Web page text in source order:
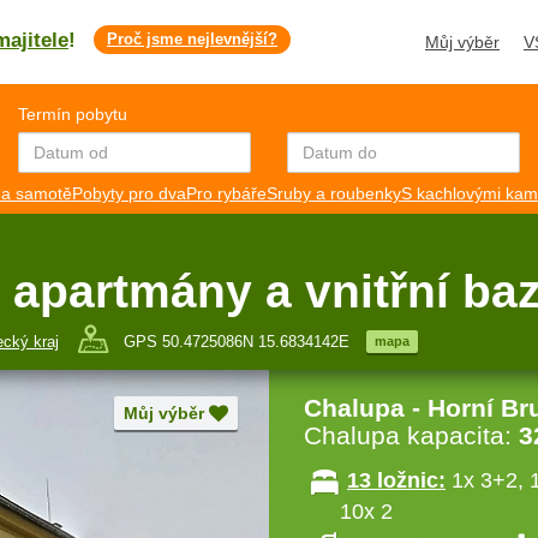
! Proč jsme nejlevnější? Můj výběr
Termín pobytu
samotěPobyty pro dvaPro rybářeSruby a roubenkyS kachlovými
a vnitřní
kraj GPS 50.4725086N 15.6834142E mapa
Můj výběr
Chalupa - Horní
Chalupa kapacita:
13 ložnic: 1x 3+2,
10x 2